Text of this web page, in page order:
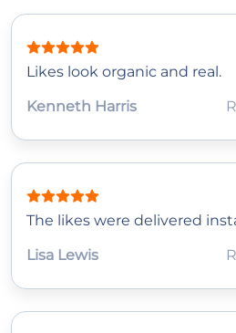
Likes look organic and real.
Kenneth Harris
The likes were delivered
Lisa Lewis